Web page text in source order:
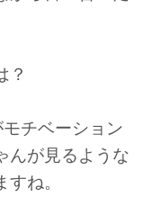
？
チベーション
んが見るような
ね。